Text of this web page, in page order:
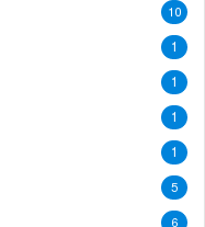
10
1
1
1
1
5
6